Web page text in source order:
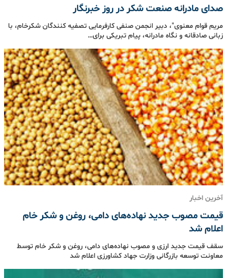
صدای مادرانه صنعت شکر در روز خبرنگار
مریم قوام معنوی"، دبیر انجمن صنفی کارفرمایی تصفیه کنندگان شکرخام، با
زبانی صادقانه و نگاه مادرانه، پیام تبریکی برای…
آخرین اخبار
قیمت مصوب جدید نهاده‌های دامی، روغن و شکر خام
اعلام شد
سقف قیمت جدید ارزی و مصوب نهاده‌های دامی، روغن و شکر خام توسط
معاونت توسعه بازرگانی وزارت جهاد کشاورزی اعلام شد